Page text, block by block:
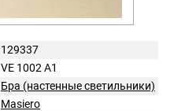
129337
VE 1002 A1
Бра (настенные светильники)
Masiero